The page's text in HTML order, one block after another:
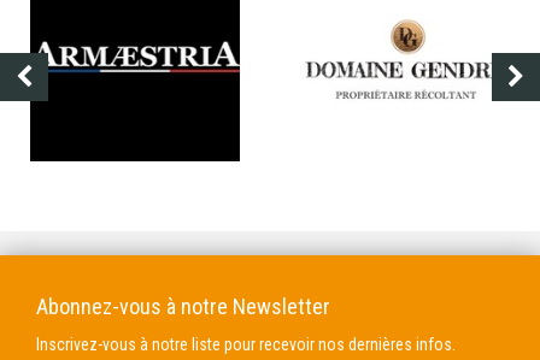
Abonnez-vous à notre Newsletter
Inscrivez-vous à notre liste pour recevoir nos dernières infos.